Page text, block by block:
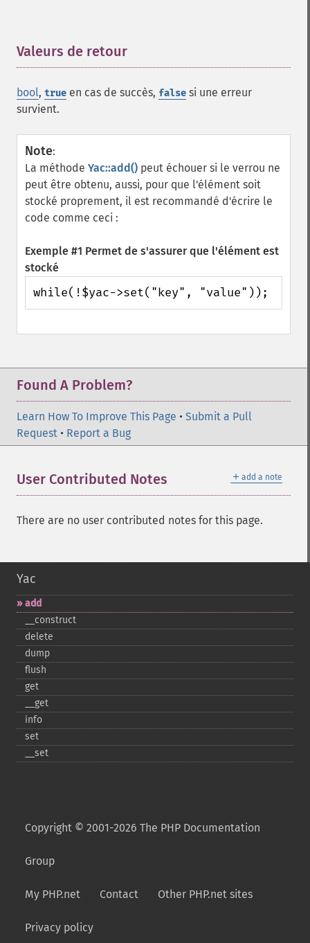
Valeurs de retour
bool, true en cas de succès, false si une erreur
survient.
Note:
La méthode Yac::add() peut échouer si le verrou ne
peut être obtenu, aussi, pour que l'élément soit
stocké proprement, il est recommandé d'écrire le
code comme ceci :
Exemple #1 Permet de s'assurer que l'élément est
stocké
while(!$yac->set("key", "value"));
Found A Problem?
Learn How To Improve This Page • Submit a Pull
Request • Report a Bug
＋ add a note
User Contributed Notes
There are no user contributed notes for this page.
Yac
add
_​_​construct
delete
dump
flush
get
_​_​get
info
set
_​_​set
Copyright © 2001-2026 The PHP Documentation
Group
My PHP.net Contact Other PHP.net sites
Privacy policy